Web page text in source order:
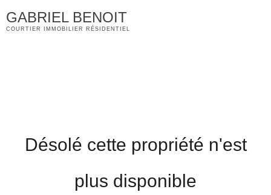
GABRIEL BENOIT
COURTIER IMMOBILIER RÉSIDENTIEL
Désolé cette propriété n'est
plus disponible